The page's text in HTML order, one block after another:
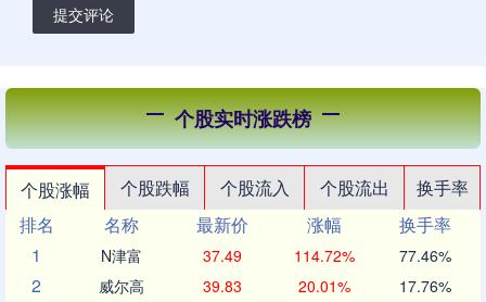
提交评论
个股实时涨跌榜
个股涨幅 个股跌幅 个股流入 个股流出
换手率
排名
名称 最新价 涨幅
换手率
1
N津富 37.49 114.72% 77.46%
2 威尔高 39.83 20.01% 17.76%